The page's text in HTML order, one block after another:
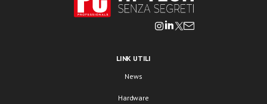
LINK UTILI
News
Hardware